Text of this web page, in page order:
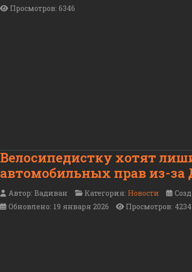
Просмотров: 6346
Велосипедистку хотят
автомобильных прав из-за
Автор: Вадиван Категория: Новости
Обновлено: 19 января 2026
Просмотров: 4234